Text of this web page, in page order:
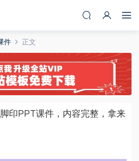
件 正文
印PPT课件，内容完整，拿来